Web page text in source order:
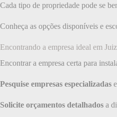
Cada tipo de propriedade pode se
Conheça as opções disponíveis e
Encontrando a empresa ideal em
Encontrar a empresa certa para
Pesquise empresas especializadas
Solicite orçamentos detalhados a